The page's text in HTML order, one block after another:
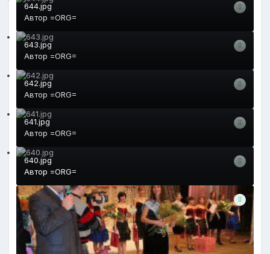
644.jpg
Автор =ORG=
643.jpg
Автор =ORG=
642.jpg
Автор =ORG=
641.jpg
Автор =ORG=
640.jpg
Автор =ORG=